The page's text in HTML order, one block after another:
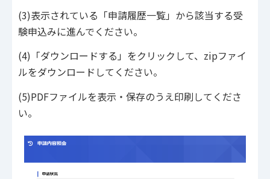
(3)表示されている「申請履歴一覧」から該当する受
験申込みに進んでください。
(4)「ダウンロードする」をクリックして、zipファイ
ルをダウンロードしてください。
(5)PDFファイルを表示・保存のうえ印刷してくださ
い。